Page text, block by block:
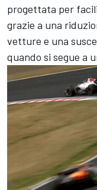
progettata per
grazie a una
vetture e una
quando si segue a